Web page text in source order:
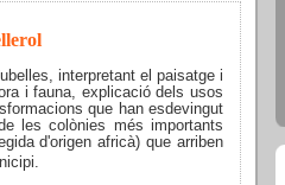
interpretant el paisatge i
i fauna, explicació dels usos
que han esdevingut
les colònies més importants
d'origen africà) que arriben